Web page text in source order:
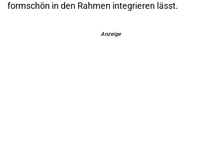
formschön in den Rahmen integrieren lässt.
Anzeige